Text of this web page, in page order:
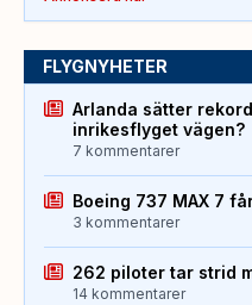
FLYGNYHETER
Arlanda sätter
inrikesflyget vägen?
7 kommentarer
Boeing 737 MAX 7
3 kommentarer
262 piloter tar strid
14 kommentarer